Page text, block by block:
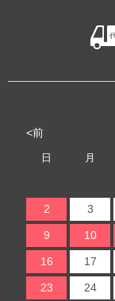
<前
日 月
2 3
9 10
16 17
23 24